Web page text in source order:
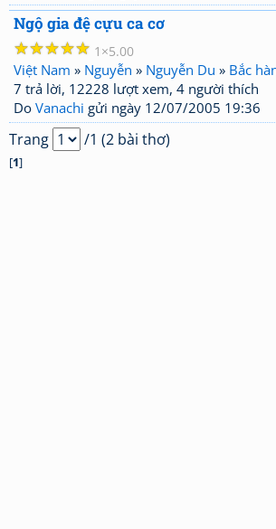
Ngộ gia đệ cựu ca cơ
☆
☆
☆
☆
☆ 1 5.00
Việt Nam » Nguyễn » Nguyễn Du » Bắc
7 trả lời, 12228 lượt xem, 4 người thích
Do Vanachi gửi ngày 12/07/2005 19:36
Trang /1 (2 bài thơ)
[1]